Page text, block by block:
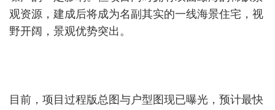
观资源，建成后将成为名副其实的一线海景住宅，视
野开阔，景观优势突出。
目前，项目过程版总图与户型图现已曝光，预计最快